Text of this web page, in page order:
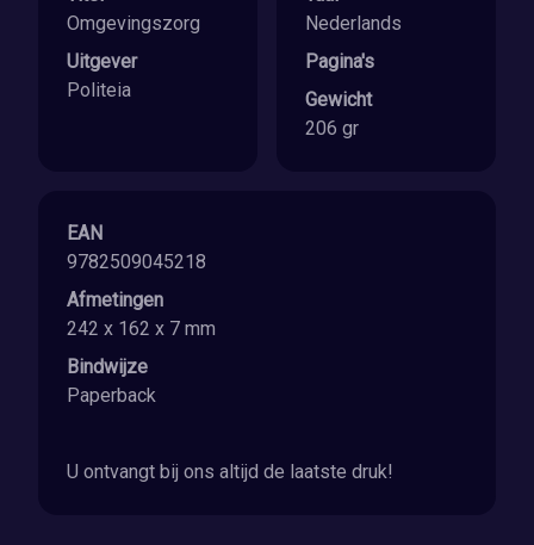
Omgevingszorg
Uitgever
Politeia
Nederlands
Pagina's
Gewicht
206 gr
EAN
9782509045218
Afmetingen
242 x 162 x 7 mm
Bindwijze
Paperback
U ontvangt bij ons altijd de laatste druk!